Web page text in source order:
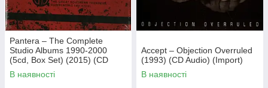
Pantera – The Complete
Studio Albums 1990-2000
(5cd, Box Set) (2015) (CD
Audio) (Import)
В наявності
Accept – Objection Overruled
(1993) (CD Audio) (Import)
В наявності